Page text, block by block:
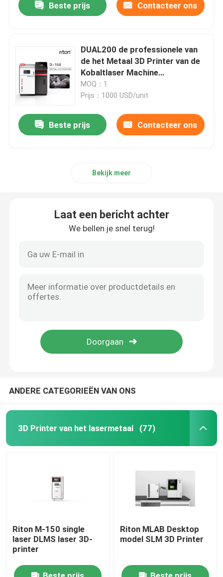
Producten
Over ons
Beste prijs Contacteer ons
DUAL200 de professionele van
de het Metaal 3D Printer van de
Kobaltlaser Machine
Dia.150mm*100mm van Titanium
Laser Melting
MOQ：1
Prijs：1000 USD/unit
Beste prijs Contacteer ons
Bekijk meer
Laat een bericht achter
We bellen je snel terug!
ANDERE CATEGORIEËN VAN ONS
3D Printer van het lasermetaal (77)
Riton M-150 single
laser DLMS laser 3D-
printer
Riton MLAB Desktop
model SLM 3D Printer